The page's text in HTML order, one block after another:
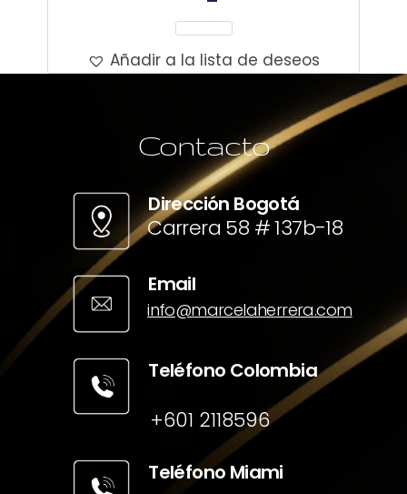
Leer Más
Añadir a la lista de deseos
Contacto
Dirección Bogotá
Carrera 58 # 137b-18
Email
info@marcelaherrera.com
Teléfono Colombia
+601 2118596
Teléfono Miami